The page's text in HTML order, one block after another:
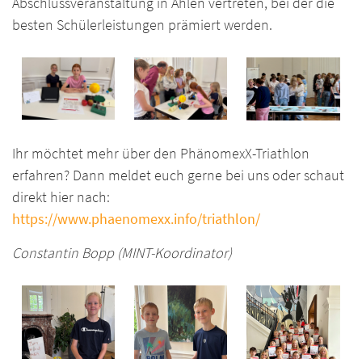
besten Schülerleistungen prämiert werden.
Ihr möchtet mehr über den PhänomexX-Triathlon
erfahren? Dann meldet euch gerne bei uns oder schaut
direkt hier nach:
https://www.phaenomexx.info/triathlon/
Constantin Bopp (MINT-Koordinator)